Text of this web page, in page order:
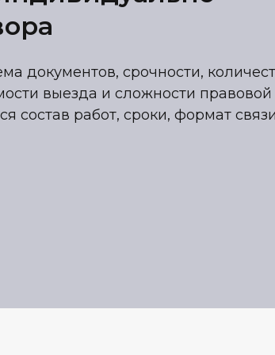
документов, срочности,
выезда и сложности правовой
состав работ, сроки, формат связи